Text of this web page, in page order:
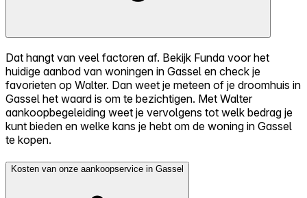
Dat hangt van veel factoren af. Bekijk Funda voor het
huidige aanbod van woningen in Gassel en check je
favorieten op Walter. Dan weet je meteen of je droomhuis in
Gassel het waard is om te bezichtigen. Met Walter
aankoopbegeleiding weet je vervolgens tot welk bedrag je
kunt bieden en welke kans je hebt om de woning in Gassel
te kopen.
Kosten van onze aankoopservice in Gassel